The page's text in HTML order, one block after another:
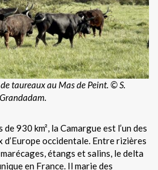
taureaux au Mas de Peint. © S.
Grandadam.
930 km², la Camargue est l’un des
occidentale. Entre rizières
étangs et salins, le delta
en France. Il marie des